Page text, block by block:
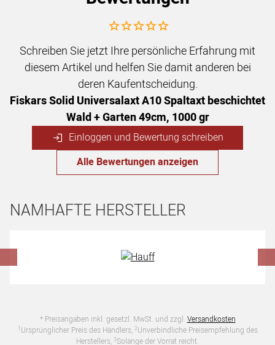
Noch keine Bewertungen abgegeben
Schreiben Sie jetzt Ihre persönliche Erfahrung mit
diesem Artikel und helfen Sie damit anderen bei
deren Kaufentscheidung.
Fiskars Solid Universalaxt A10 Spaltaxt beschichtet
Wald + Garten 49cm, 1000 gr
Einloggen und Bewertung schreiben
Alle Bewertungen anzeigen
NAMHAFTE HERSTELLER
* Preisangaben inkl. gesetzl. MwSt. und zzgl. Versandkosten
1 Ursprünglicher Preis des Händlers, 2Unverbindliche Preisempfehlung des
Herstellers, 3Solange der Vorrat reicht.